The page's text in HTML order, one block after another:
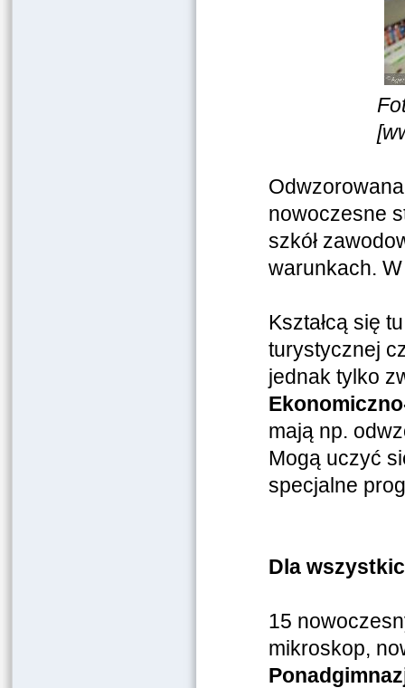
nowoczesne
szkół
warunkach.
Kształcą się
turystycznej
jednak tylko
mają np.
Mogą uczyć
specjalne
Dla
15
mikroskop,